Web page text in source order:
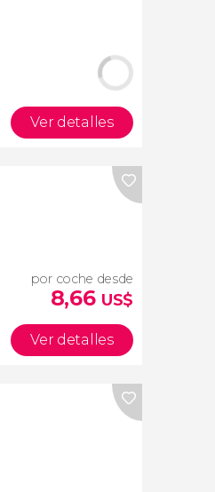
Ver detalles
por coche desde
8,66 US$
Ver detalles